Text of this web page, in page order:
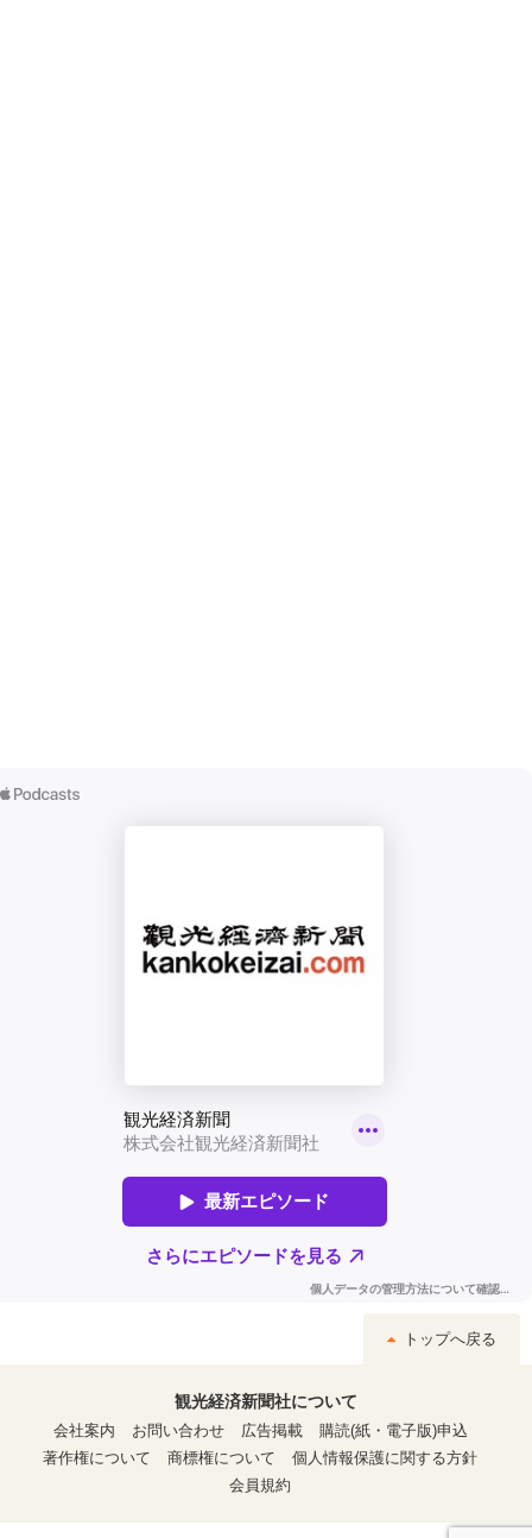
トップへ戻る
観光経済新聞社について
会社案内
お問い合わせ 広告掲載
購読(紙・電子版)申込
著作権について
商標権について
個人情報保護に関する方針
会員規約